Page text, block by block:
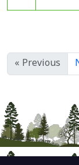
« Previous